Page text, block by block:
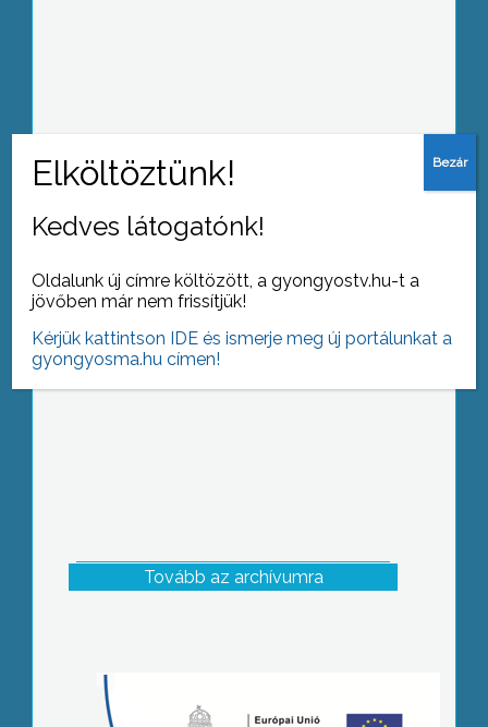
tanulással kezdik a tanévet
Tovább az archívumra
Kedves látogatónk!
Oldalunk új címre költözött, a gyongyostv.hu-t a
jövőben már nem frissítjük!
Kérjük kattintson IDE és ismerje meg új portálunkat a
gyongyosma.hu címen!